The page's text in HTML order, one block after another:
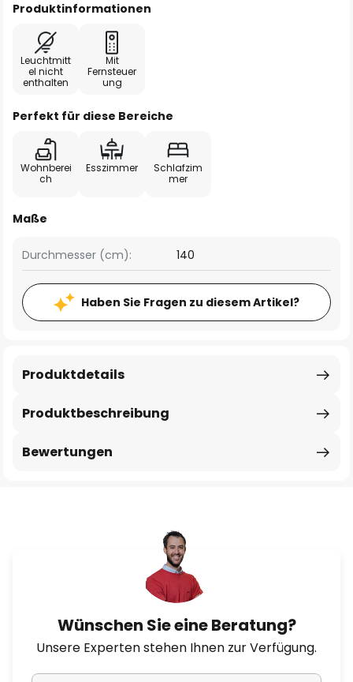
Produktinformationen
Leuchtmitt
el nicht
enthalten
Mit
Fernsteuer
ung
Perfekt für diese Bereiche
Wohnberei
ch
Esszimmer
Schlafzim
mer
Maße
Durchmesser (cm): 140
Haben Sie Fragen zu diesem Artikel?
Produktbeschreibung
Produktdetails
Bewertungen
Wünschen Sie eine Beratung?
Unsere Experten stehen Ihnen zur Verfügung.